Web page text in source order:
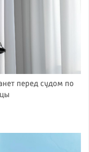
перед судом по